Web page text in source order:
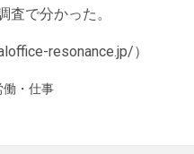
査で分かった。
resonance.jp/）
働・仕事